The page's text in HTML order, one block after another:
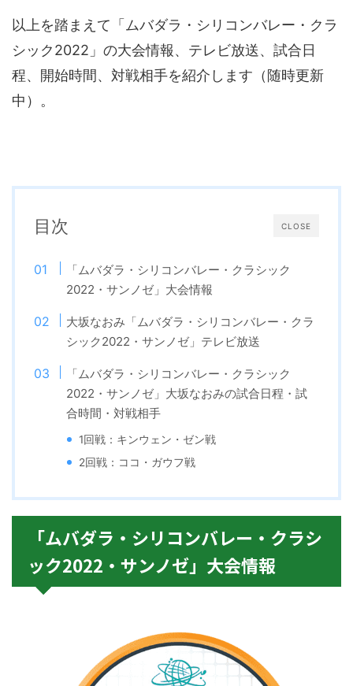
以上を踏まえて「ムバダラ・シリコンバレー・クラ
シック2022」の大会情報、テレビ放送、試合日
程、開始時間、対戦相手を紹介します（随時更新
中）。
CLOSE
目次
「ムバダラ・シリコンバレー・クラシック
2022・サンノゼ」大会情報
大坂なおみ「ムバダラ・シリコンバレー・クラ
シック2022・サンノゼ」テレビ放送
「ムバダラ・シリコンバレー・クラシック
2022・サンノゼ」大坂なおみの試合日程・試
合時間・対戦相手
1回戦：キンウェン・ゼン戦
2回戦：ココ・ガウフ戦
「ムバダラ・シリコンバレー・クラシ
ック2022・サンノゼ」大会情報